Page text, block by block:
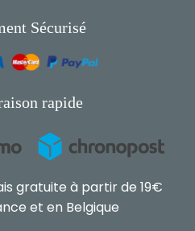
Sécurisé
rapide
gratuite à partir de 19€
et en Belgique